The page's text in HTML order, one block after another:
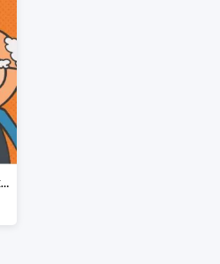
Prezenty dla Babci i Dziadka w Egmont do -25%